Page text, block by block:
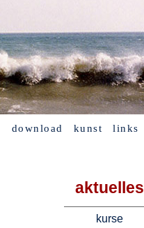
download kunst links
aktuelles
kurse